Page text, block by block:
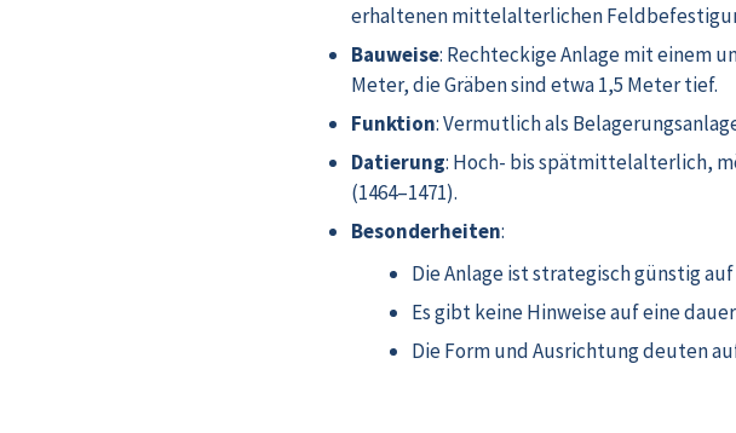
erhaltenen mittelalterlichen
Bauweise: Rechteckige Anlage mit einem
Meter, die Gräben sind etwa 1,5 Meter tief.
Funktion: Vermutlich als
Datierung: Hoch- bis spätmittelalterlich,
(1464–1471).
Besonderheiten:
Die Anlage ist strategisch günstig
Es gibt keine Hinweise auf eine
Die Form und Ausrichtung deuten